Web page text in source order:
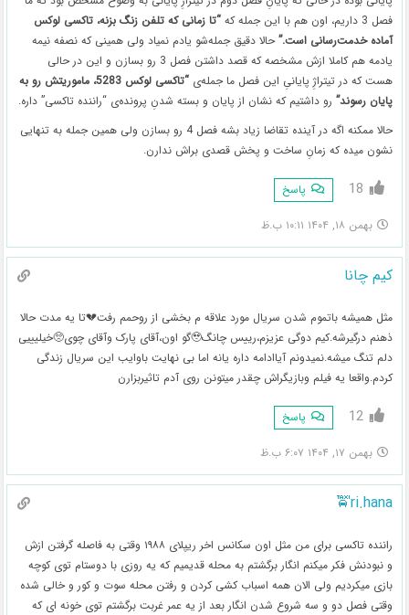
فصل 3 داریم، اون هم با این جمله که
“تا زمانی که تلفن زنگ بزنه، تاکسی لوکس
آماده خدمت‌رسانی است.”حالا دقیق جمله‌شو یادم نمیاد ولی همینی که نصفه نیمه
یادمه هم کاملا ازش مشخصه که قصد داشتن فصل 3 رو بسازن و این در حالی
هست که در تیتراژِ پایانیِ این فصل ما جمله‌ی
“تاکسی لوکس 5283، ماموریتش رو به
پایان رسوند” رو داشتیم که نشان از پایان و بسته شدنِ پرونده‌ی “راننده تاکسی” داره.
حالا ممکنه اگه در آینده تقاضا زیاد بشه فصل 4 رو بسازن ولی همین جمله به تنهایی
نشون میده که زمانِ ساخت و پخش قصدی براش ندارن.
18 پاسخ
بهمن ۱۸, ۱۴۰۴ ۱۰:۱۱ ب.ظ
کیم چانا
مثل همیشه باتموم شدن سریال مورد علاقه م بخشی از روحمم رفت💔تا یه مدت حالا
ذهنم درگیرشه.کیم دوگی عزیزم،رییس چانگ🥹گو اون،آقای پارک وآقای چوی🥺خیلیییی
دلم تنگ میشه.نمیدونم آیاادامه داره یانه اما بی نهایت باوایب این سریال زندگی
کردم.واقعا یه فیلم وبازیگراش چقدر میتونن روی آدم تاثیربزارن
12 پاسخ
بهمن ۱۷, ۱۴۰۴ ۶:۰۷ ب.ظ
ri.hana🚖
راننده تاکسی برای من مثل اون سکانس اخر ریپلای ۱۹۸۸ وقتی به فاصله گرفتن ازش
و نبودنش فکر میکنم انگار برگشتم به محله قدیمیم که یه روزی با دوستام توی کوچه
بازی میکردیم ولی الان همه اسباب کشی کردن و رفتن محله سوت و کور و خالی شده
وقتی فصل دو و سه شروع شدن انگار بعد از یه عمر غربت برگشتم توی خونه ای که